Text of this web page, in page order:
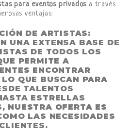
para eventos privados a través
ventajas:
DE ARTISTAS:
UNA EXTENSA BASE DE
DE TODOS LOS
PERMITE A
ENCONTRAR
QUE BUSCAN PARA
TALENTOS
ESTRELLAS
NUESTRA OFERTA ES
LAS NECESIDADES